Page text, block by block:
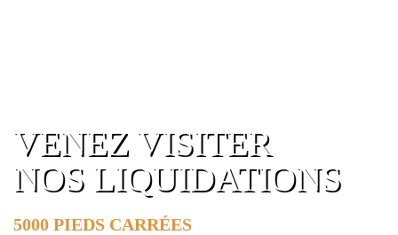
VENEZ VISITER
NOS LIQUIDATIONS
5000 PIEDS CARRÉES